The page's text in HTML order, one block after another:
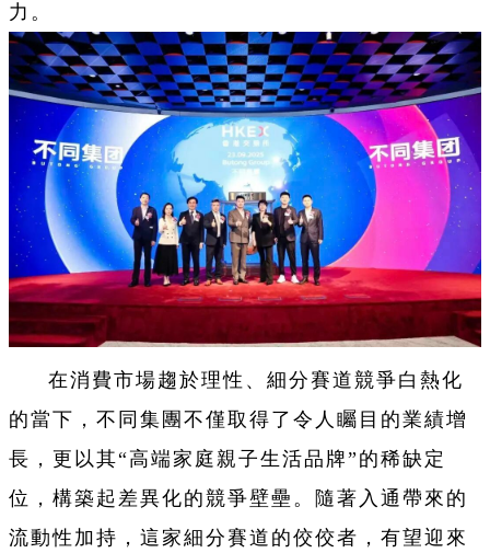
力。
在消費市場趨於理性、細分賽道競爭白熱化
的當下，不同集團不僅取得了令人矚目的業績增
長，更以其“高端家庭親子生活品牌”的稀缺定
位，構築起差異化的競爭壁壘。隨著入通帶來的
流動性加持，這家細分賽道的佼佼者，有望迎來